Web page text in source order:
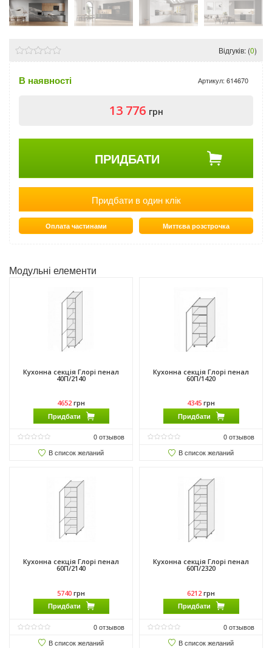
Відгуків: (0)
В наявності Артикул: 614670
13 776 грн
ПРИДБАТИ
Придбати в один клік
Оплата частинами Миттєва розстрочка
Модульні елементи
Кухонна секція Глорі пенал
40П/2140
4652 грн
Придбати
0отзывов
В список желаний
Кухонна секція Глорі пенал
60П/1420
4345 грн
Придбати
0отзывов
В список желаний
Кухонна секція Глорі пенал
60П/2140
5740 грн
Придбати
0отзывов
В список желаний
Кухонна секція Глорі пенал
60П/2320
6212 грн
Придбати
0отзывов
В список желаний